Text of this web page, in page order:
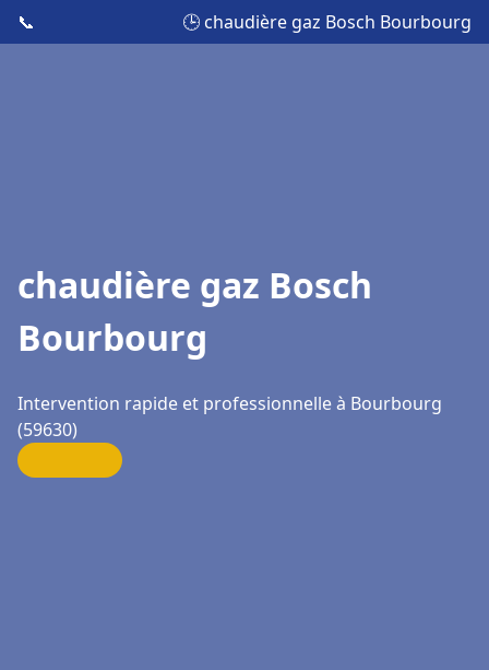
📞 🕒 chaudière gaz Bosch Bourbourg
chaudière gaz Bosch
Bourbourg
Intervention rapide et professionnelle à Bourbourg
(59630)